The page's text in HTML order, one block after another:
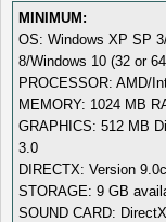
MINIMUM:
OS: Windows XP SP
8/Windows 10 (32 or
PROCESSOR: AMD/
MEMORY: 1024 MB
GRAPHICS: 512 MB
3.0
DIRECTX: Version 9.0c
STORAGE: 9 GB
SOUND CARD: